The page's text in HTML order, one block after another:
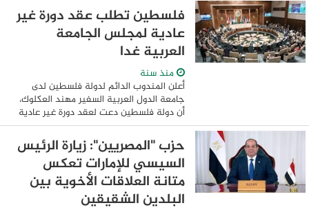
، وفى إطار الجهود المصرية الفاعلة ...
فلسطين تطلب عقد دورة غير
عادية لمجلس الجامعة
العربية غدا
منذ سنة
أعلن المندوب الدائم لدولة فلسطين لدى
جامعة الدول العربية السفير مهند العكلوك،
أن دولة فلسطين دعت لعقد دورة غير عادية
لمجلس الجامعة على مستوى المندوبين
الدائمين يوم غد الثلاثاء. وقال السفير ...
حزب "المصريين": زيارة الرئيس
السيسي للإمارات تعكس
متانة العلاقات الأخوية بين
البلدين الشقيقين